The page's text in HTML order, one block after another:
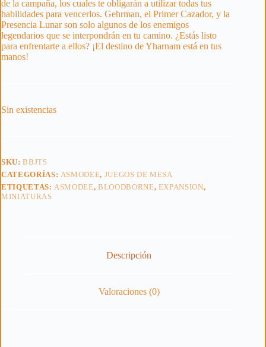
de la campaña, los cuales te obligarán a utilizar todas tus
habilidades para vencerlos. Gehrman, el Primer Cazador, y la
Presencia Lunar son solo algunos de los enemigos
legendarios que se interpondrán en tu camino. ¿Estás listo
para enfrentarte a ellos? ¡El destino de Yharnam está en tus
manos!
Sin existencias
SKU:BBJTS
CATEGORÍAS: ASMODEE, JUEGOS DE MESA
ETIQUETAS:ASMODEE,BLOODBORNE, EXPANSION,
MINIATURAS
Descripción
Valoraciones (0)